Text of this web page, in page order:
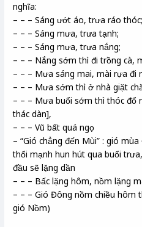
nghĩa:
– – – Sáng ướt áo, trưa ráo thóc;
– – – Sáng mưa, trưa tạnh;
– – – Sáng mưa, trưa nắng;
– – – Nắng sớm thì đi trồng cà,
– – – Mưa sáng mai, mài rựa đi
– – – Mưa sớm thì ở nhà giặt
– – – Mưa buổi sớm thì thóc đổ
thác dàn],
– – – Vũ bất quá ngọ
– “Gió chẳng đến Mùi” : gió
thổi mạnh hun hút qua buổi
đầu sẽ lặng dần
– – – Bấc lặng hôm, nồm lặng
– – – Gió Đông nồm chiều hôm
gió Nồm)